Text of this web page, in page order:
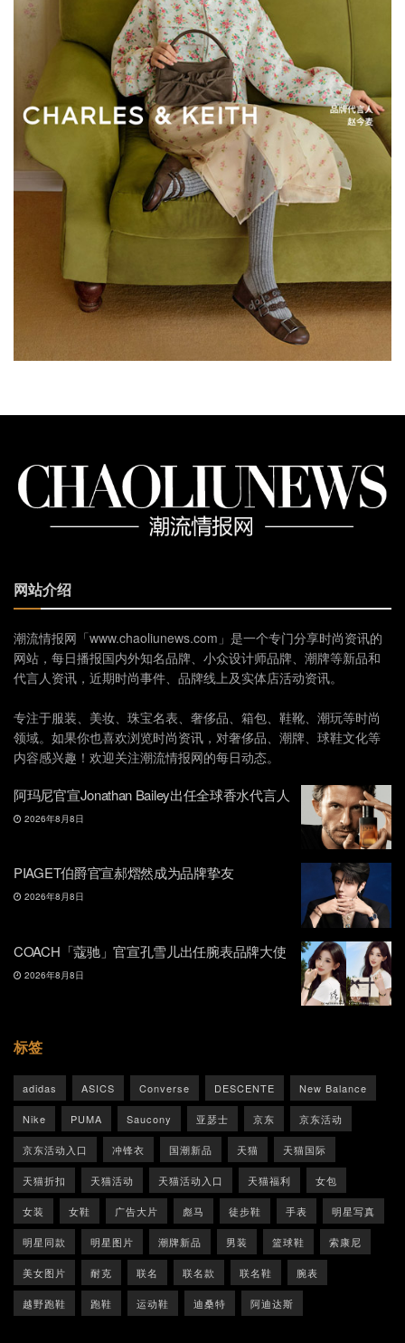
网站介绍
潮流情报网「www.chaoliunews.com」是一个专门分享时尚资讯的
网站，每日播报国内外知名品牌、小众设计师品牌、潮牌等新品和
代言人资讯，近期时尚事件、品牌线上及实体店活动资讯。
专注于服装、美妆、珠宝名表、奢侈品、箱包、鞋靴、潮玩等时尚
领域。如果你也喜欢浏览时尚资讯，对奢侈品、潮牌、球鞋文化等
内容感兴趣！欢迎关注潮流情报网的每日动态。
阿玛尼官宣Jonathan Bailey出任全球香水代言人
2026年8月8日
PIAGET伯爵官宣郝熠然成为品牌挚友
2026年8月8日
COACH「蔻驰」官宣孔雪儿出任腕表品牌大使
2026年8月8日
标签
adidas ASICS Converse DESCENTE New Balance
Nike PUMA Saucony 亚瑟士 京东 京东活动
京东活动入口 冲锋衣 国潮新品 天猫 天猫国际
天猫折扣 天猫活动 天猫活动入口 天猫福利 女包
女装 女鞋 广告大片 彪马 徒步鞋 手表 明星写真
明星同款 明星图片 潮牌新品 男装 篮球鞋 索康尼
美女图片 耐克 联名 联名款 联名鞋 腕表
越野跑鞋 跑鞋 运动鞋 迪桑特 阿迪达斯